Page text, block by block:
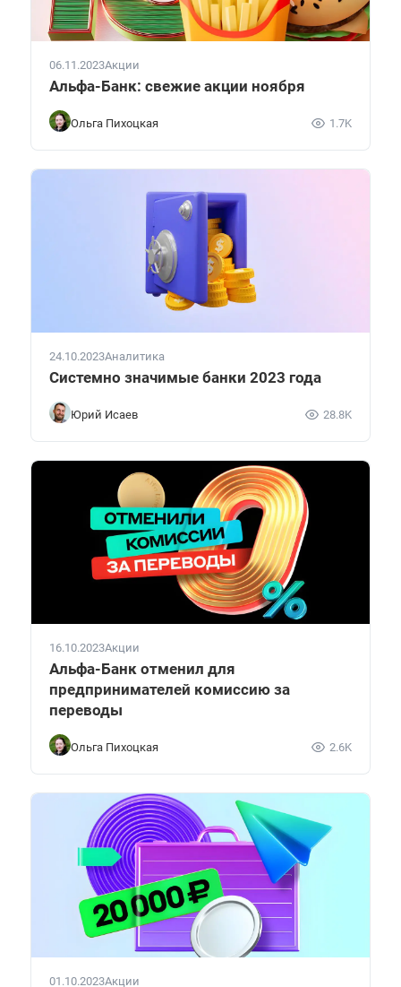
06.11.2023Акции
Альфа-Банк: свежие акции ноября
Ольга Пихоцкая 1.7K
24.10.2023Аналитика
Системно значимые банки 2023 года
Юрий Исаев 28.8K
16.10.2023Акции
Альфа-Банк отменил для
предпринимателей комиссию за
переводы
Ольга Пихоцкая 2.6K
01.10.2023Акции